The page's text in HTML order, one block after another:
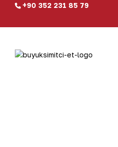
+90 352 231 85 79